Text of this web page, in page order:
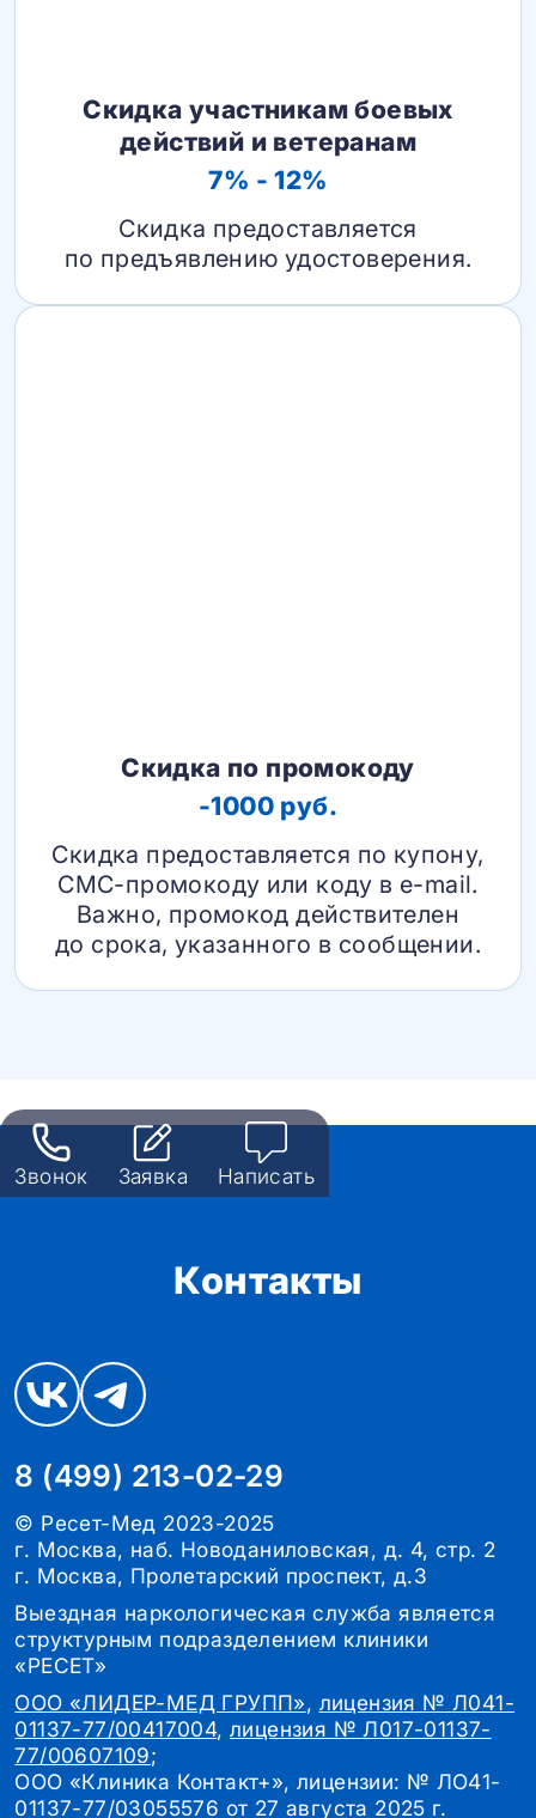
Скидка участникам боевых
действий и ветеранам
7% - 12%
Скидка предоставляется
по предъявлению удостоверения.
Скидка по промокоду
-1000 руб.
Скидка предоставляется по купону,
СМС-промокоду или коду в e-mail.
Важно, промокод действителен
до срока, указанного в сообщении.
Звонок Заявка Написать
Контакты
8 (499) 213-02-29
© Ресет-Мед 2023-2025
г. Москва, наб. Новоданиловская, д. 4, стр. 2
г. Москва, Пролетарский проспект, д.3
Выездная наркологическая служба является
структурным подразделением клиники
«РЕСЕТ»
ООО «ЛИДЕР-МЕД ГРУПП», лицензия № Л041-
01137-77/00417004, лицензия № Л017-01137-
77/00607109;
ООО «Клиника Контакт+», лицензии: № ЛО41-
01137-77/03055576 от 27 августа 2025 г.